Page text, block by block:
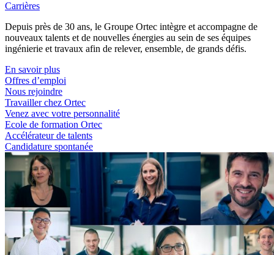
Carrières
Depuis près de 30 ans, le Groupe Ortec intègre et accompagne de
nouveaux talents et de nouvelles énergies au sein de ses équipes
ingénierie et travaux afin de relever, ensemble, de grands défis.
En savoir plus
Offres d’emploi
Nous rejoindre
Travailler chez Ortec
Venez avec votre personnalité
Ecole de formation Ortec
Accélérateur de talents
Candidature spontanée